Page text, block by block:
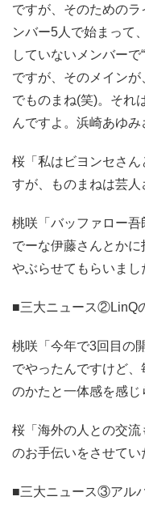
ですが、そのための
ンバー5人で始まって
していないメンバー
ですが、そのメイン
でものまね(笑)。それ
んですよ。浜崎あゆみ
桜「私はビヨンセさ
すが、ものまねは芸人
桃咲「バッファロー
でーな伊藤さんとか
やぶらせてもらいまし
■三大ニュース②LinQ
桃咲「今年で3回目の
でやったんですけど
のかたと一体感を感じ
桜「海外の人との交
のお手伝いをさせてい
■三大ニュース③アル